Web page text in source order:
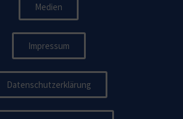
Medien
Impressum
Datenschutzerklärung